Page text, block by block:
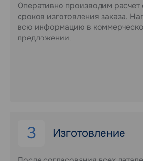
Оперативно производим расчет
сроков изготовления заказа.
всю информацию в
предложении.
3 Изготовление